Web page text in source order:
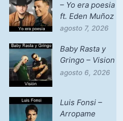
– Yo era poesia
ft. Eden Muñoz
agosto 7, 2026
Baby Rasta y
Gringo – Vision
agosto 6, 2026
Luis Fonsi –
Arropame